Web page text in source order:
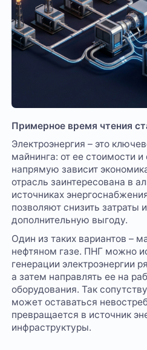
Примерное время чтения
Электроэнергия – это
майнинга: от ее стоимости и
напрямую зависит
отрасль заинтересована в
источниках
позволяют снизить затраты
дополнительную выгоду.
Один из таких вариантов –
нефтяном газе. ПНГ можно
генерации электроэнергии
а затем направлять ее на
оборудования. Так
может оставаться
превращается в источник
инфраструктуры.